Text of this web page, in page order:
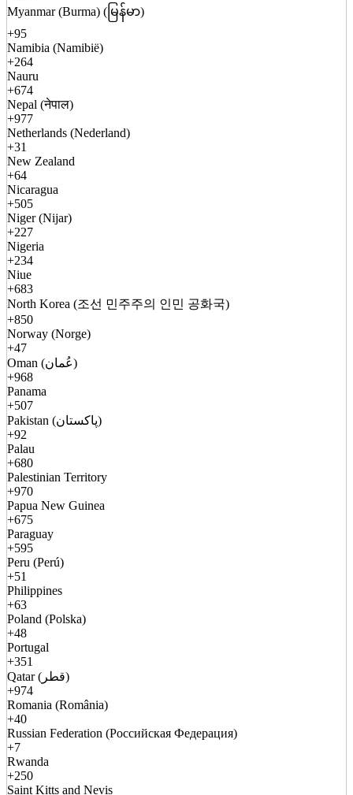
Myanmar (Burma) (မြန်မာ)
+95
Namibia (Namibië)
+264
Nauru
+674
Nepal (नेपाल)
+977
Netherlands (Nederland)
+31
New Zealand
+64
Nicaragua
+505
Niger (Nijar)
+227
Nigeria
+234
Niue
+683
North Korea (조선 민주주의 인민 공화국)
+850
Norway (Norge)
+47
Oman (عُمان)
+968
Panama
+507
Pakistan (پاکستان)
+92
Palau
+680
Palestinian Territory
+970
Papua New Guinea
+675
Paraguay
+595
Peru (Perú)
+51
Philippines
+63
Poland (Polska)
+48
Portugal
+351
Qatar (قطر)
+974
Romania (România)
+40
Russian Federation (Российская Федерация)
+7
Rwanda
+250
Saint Kitts and Nevis